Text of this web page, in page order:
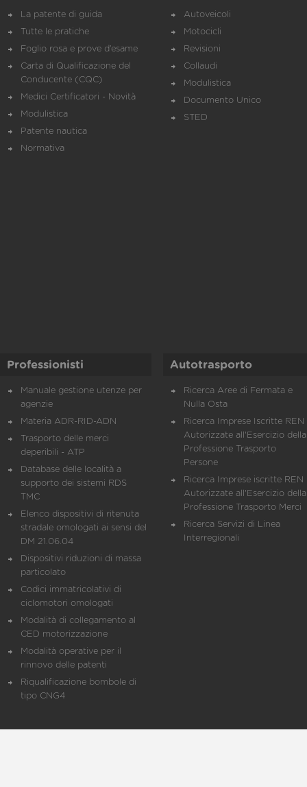
La patente di guida
Tutte le pratiche
Foglio rosa e prove d’esame
Carta di Qualificazione del
Conducente (CQC)
Medici Certificatori - Novità
Modulistica
Patente nautica
Normativa
Autoveicoli
Motocicli
Revisioni
Collaudi
Modulistica
Documento Unico
STED
Professionisti
Manuale gestione utenze per
agenzie
Materia ADR-RID-ADN
Trasporto delle merci
deperibili - ATP
Database delle località a
supporto dei sistemi RDS
TMC
Elenco dispositivi di ritenuta
stradale omologati ai sensi del
DM 21.06.04
Dispositivi riduzioni di massa
particolato
Codici immatricolativi di
ciclomotori omologati
Modalità di collegamento al
CED motorizzazione
Modalità operative per il
rinnovo delle patenti
Riqualificazione bombole di
tipo CNG4
Autotrasporto
Ricerca Aree di Fermata e
Nulla Osta
Ricerca Imprese Iscritte REN
Autorizzate all'Esercizio della
Professione Trasporto
Persone
Ricerca Imprese iscritte REN
Autorizzate all'Esercizio della
Professione Trasporto Merci
Ricerca Servizi di Linea
Interregionali